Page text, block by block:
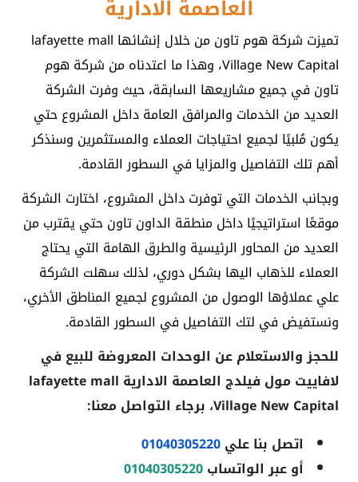
العاصمة الادارية
تميزت شركة هوم تاون من خلال إنشائها lafayette mall
Village New Capital، وهذا ما اعتدناه من شركة هوم
تاون في جميع مشاريعها السابقة، حيث وفرت الشركة
العديد من الخدمات والمرافق العامة داخل المشروع حتي
يكون مُلبيًا لجميع احتياجات العملاء والمستثمرين وسنذكر
أهم تلك التفاصيل والمزايا في السطور القادمة.
وبجانب الخدمات التي توفرت داخل المشروع، اختارت الشركة
موقعًا استراتيجيًا داخل منطقة الداون تاون حتي يقترب من
العديد من المحاور الرئيسية والطرق الهامة التي يحتاج
العملاء للذهاب اليها بشكل دوري، لذلك سهلت الشركة
علي عملاؤها الوصول من المشروع لجميع المناطق الأخري،
ونستفيض في لتك التفاصيل في السطور القادمة.
للحجز والاستعلام عن الوحدات المعروضة للبيع في
لافاييت مول فيلدج العاصمة الادارية lafayette mall
Village New Capital، برجاء التواصل معنا:
اتصل بنا علي01040305220
أو عبر الواتساب01040305220